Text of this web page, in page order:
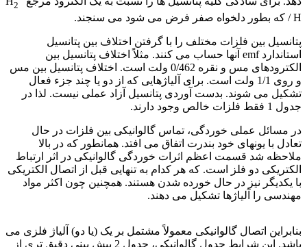
2
/ H که بطور دلخواه صفر فرض می شود می سنجند.
پتانسیل بین فلزات مختلف را با گرفتن اختلاف بین پتانسیل
استاندارد emf آنها حساب می کنند. مثلاً اختلاف پتانسیل بین
الکترودهای مس و نقره 0/462 ولت است. اختلاف پتانسیل بین مس
و روی 1/1 ولت است. برای آلیاژهایی که از دو یا چند جزء فعال
تشکیل می شوند. بدست آوردی پتانسیل آزاد عملی نیست. لذا در
جدول 1 فقط فلزات خالص وجود دارند.
در مسائل عملی خوردگی، تماس گالوانیکی بین فلزات در حال
تعادل با یونهای خود بندرت اتفاق می افتد. همانطور که در بالا
ملاحظه شد قسمت اعظم اثرات خوردگی گالوانیکی در اثر ارتباط
الکتریکی دو فلز است. که هر کدام به تنهایی قبل از اتصال الکتریکی
با یکدیگر نیز در حال خورده شدن هستند. همچنین چون اکثر مواد
مهندسی را آلیاژها تشکیل می دهند.
بنابراین اتصال گالوانیکی معمولاً مشتمل بر یک (یا دو) آلیاژ فلزی می
باشد. این شرایط جدول گالوانیکی، جدول 2 پیش بینی دقیق تری از